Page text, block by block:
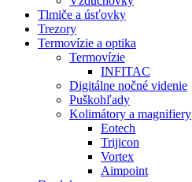
Tlmiče a úsťovky
Trezory
Termovízie a optika
Termovízie
INFITAC
Digitálne nočné videnie
Puškohľady
Kolimátory a magnifiery
Eotech
Trijicon
Vortex
Aimpoint